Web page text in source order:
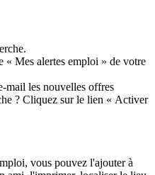
« Mes alertes emploi » de votre
mail les nouvelles offres
? Cliquez sur le lien « Activer
vous pouvez l'ajouter à